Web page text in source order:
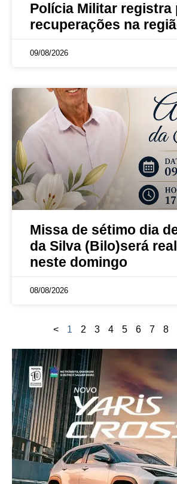
Polícia Militar registra
recuperações na
09/08/2026
Missa de sétimo dia
da Silva (Bilo)será
neste domingo
08/08/2026
< 1 2 3 4 5 6 7 8